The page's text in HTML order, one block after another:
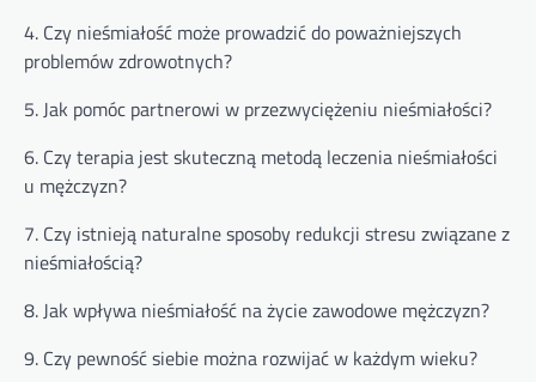
4. Czy nieśmiałość może prowadzić do poważniejszych
problemów zdrowotnych?
5. Jak pomóc partnerowi w przezwyciężeniu nieśmiałości?
6. Czy terapia jest skuteczną metodą leczenia nieśmiałości
u mężczyzn?
7. Czy istnieją naturalne sposoby redukcji stresu związane z
nieśmiałością?
8. Jak wpływa nieśmiałość na życie zawodowe mężczyzn?
9. Czy pewność siebie można rozwijać w każdym wieku?